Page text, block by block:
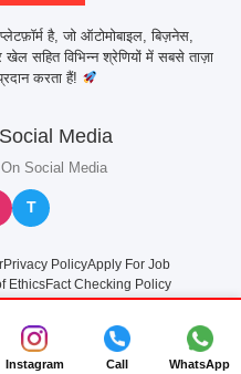
Instagram Call WhatsApp
है, जो ऑटोमोबाइल, बिज़नेस,
सहित विभिन्न श्रेणियों में सबसे ताज़ा
करता हैं!
Media
Social Media
T
Privacy PolicyApply For Job
EthicsFact Checking Policy
All rights reserved